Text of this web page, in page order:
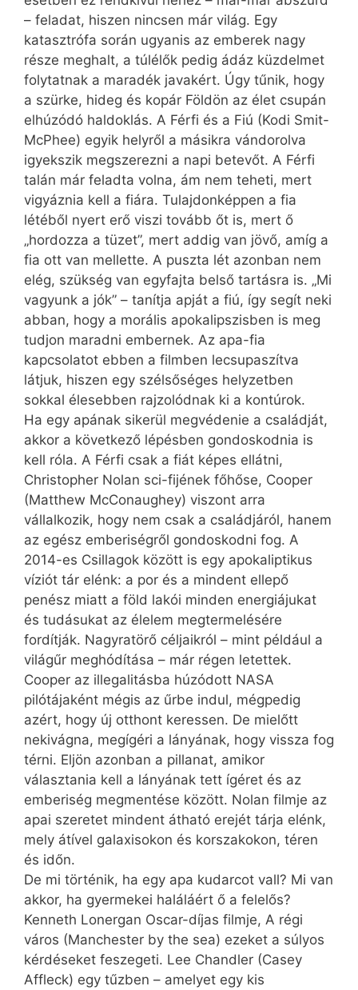
– feladat, hiszen nincsen már világ. Egy
katasztrófa során ugyanis az emberek nagy
része meghalt, a túlélők pedig ádáz küzdelmet
folytatnak a maradék javakért. Úgy tűnik, hogy
a szürke, hideg és kopár Földön az élet csupán
elhúzódó haldoklás. A Férfi és a Fiú (Kodi Smit-
McPhee) egyik helyről a másikra vándorolva
igyekszik megszerezni a napi betevőt. A Férfi
talán már feladta volna, ám nem teheti, mert
vigyáznia kell a fiára. Tulajdonképpen a fia
létéből nyert erő viszi tovább őt is, mert ő
„hordozza a tüzet”, mert addig van jövő, amíg a
fia ott van mellette. A puszta lét azonban nem
elég, szükség van egyfajta belső tartásra is. „Mi
vagyunk a jók” – tanítja apját a fiú, így segít neki
abban, hogy a morális apokalipszisben is meg
tudjon maradni embernek. Az apa-fia
kapcsolatot ebben a filmben lecsupaszítva
látjuk, hiszen egy szélsőséges helyzetben
sokkal élesebben rajzolódnak ki a kontúrok.
Ha egy apának sikerül megvédenie a családját,
akkor a következő lépésben gondoskodnia is
kell róla. A Férfi csak a fiát képes ellátni,
Christopher Nolan sci-fijének főhőse, Cooper
(Matthew McConaughey) viszont arra
vállalkozik, hogy nem csak a családjáról, hanem
az egész emberiségről gondoskodni fog. A
2014-es Csillagok között is egy apokaliptikus
víziót tár elénk: a por és a mindent ellepő
penész miatt a föld lakói minden energiájukat
és tudásukat az élelem megtermelésére
fordítják. Nagyratörő céljaikról – mint például a
világűr meghódítása – már régen letettek.
Cooper az illegalitásba húzódott NASA
pilótájaként mégis az űrbe indul, mégpedig
azért, hogy új otthont keressen. De mielőtt
nekivágna, megígéri a lányának, hogy vissza fog
térni. Eljön azonban a pillanat, amikor
választania kell a lányának tett ígéret és az
emberiség megmentése között. Nolan filmje az
apai szeretet mindent átható erejét tárja elénk,
mely átível galaxisokon és korszakokon, téren
és időn.
De mi történik, ha egy apa kudarcot vall? Mi van
akkor, ha gyermekei haláláért ő a felelős?
Kenneth Lonergan Oscar-díjas filmje, A régi
város (Manchester by the sea) ezeket a súlyos
kérdéseket feszegeti. Lee Chandler (Casey
Affleck) egy tűzben – amelyet egy kis